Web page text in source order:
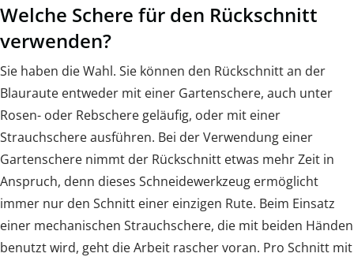
Welche Schere für den Rückschnitt
verwenden?
Sie haben die Wahl. Sie können den Rückschnitt an der
Blauraute entweder mit einer Gartenschere, auch unter
Rosen- oder Rebschere geläufig, oder mit einer
Strauchschere ausführen. Bei der Verwendung einer
Gartenschere nimmt der Rückschnitt etwas mehr Zeit in
Anspruch, denn dieses Schneidewerkzeug ermöglicht
immer nur den Schnitt einer einzigen Rute. Beim Einsatz
einer mechanischen Strauchschere, die mit beiden Händen
benutzt wird, geht die Arbeit rascher voran. Pro Schnitt mit